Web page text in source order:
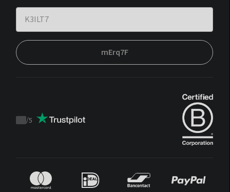
mErq7F
Trustpilot
/5